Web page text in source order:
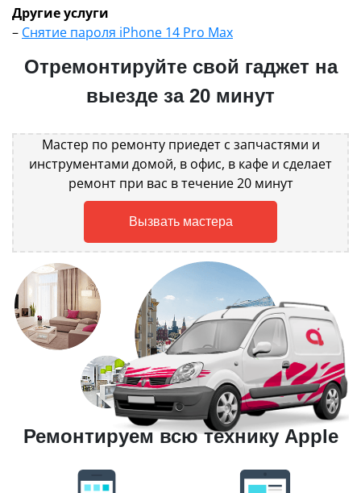
Другие услуги
– Снятие пароля iPhone 14 Pro Max
Отремонтируйте свой гаджет на
выезде за 20 минут
Мастер по ремонту приедет с запчастями и
инструментами домой, в офис, в кафе и сделает
ремонт при вас в течение 20 минут
Вызвать мастера
Ремонтируем всю технику Apple